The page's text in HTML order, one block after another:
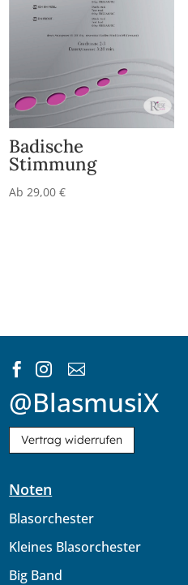
Badische
Stimmung
Ab 29,00€
  
@BlasmusiX
Vertrag widerrufen
Noten
Blasorchester
Kleines Blasorchester
Big Band